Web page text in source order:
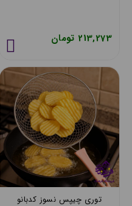
213,273 تومان
توری چیپس نسوز کدبانو